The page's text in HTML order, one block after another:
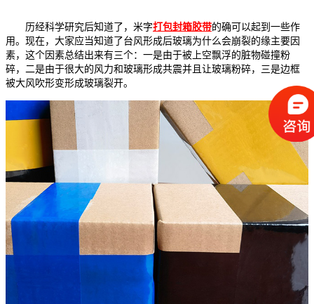
历经科学研究后知道了，米字打包封箱胶带的确可以起到一些作
用。现在，大家应当知道了台风形成后玻璃为什么会崩裂的缘主要因
素，这个因素总结出来有三个：一是由于被上空飘浮的脏物碰撞粉
碎，二是由于很大的风力和玻璃形成共震并且让玻璃粉碎，三是边框
被大风吹形变形成玻璃裂开。